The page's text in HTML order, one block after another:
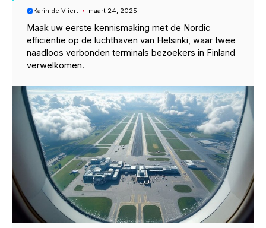
Karin de Vliert maart 24, 2025
Maak uw eerste kennismaking met de Nordic
efficiëntie op de luchthaven van Helsinki, waar twee
naadloos verbonden terminals bezoekers in Finland
verwelkomen.